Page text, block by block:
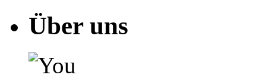
Über uns